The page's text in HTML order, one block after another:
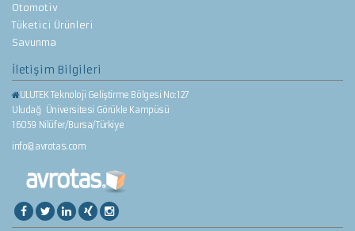
Otomotiv
Tüketici Ürünleri
Savunma
İletişim Bilgileri
ULUTEK Teknoloji Geliştirme Bölgesi No:127
Uludağ Üniversitesi Görükle Kampüsü
16059 Nilüfer/Bursa/Türkiye
info@avrotas.com